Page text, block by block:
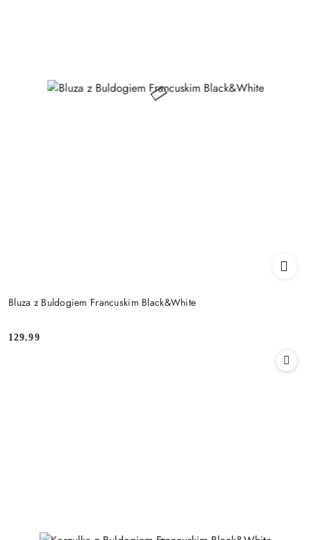
Bluza z Buldogiem Francuskim Black&White
Cena:
129.99